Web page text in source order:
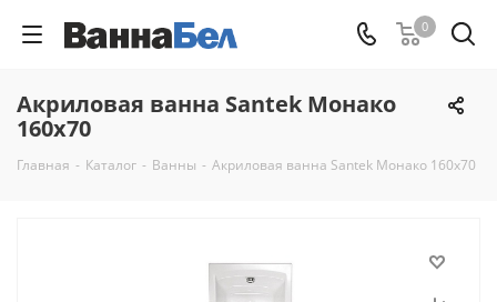
0
Акриловая ванна Santek Монако
160x70
Главная - Каталог - Ванны - Акриловая ванна Santek Монако 160x70